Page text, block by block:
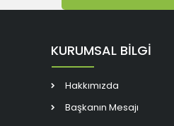
KURUMSAL BİLGİ
Hakkımızda
Başkanın Mesajı